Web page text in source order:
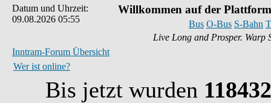
Datum und Uhrzeit:
09.08.2026 05:55
Inntram-Forum Übersicht
Willkommen auf der
Bus O-Bus S-Bahn
Live Long and Prosper. Warp
Wer ist online?
Bis jetzt wurden 118432